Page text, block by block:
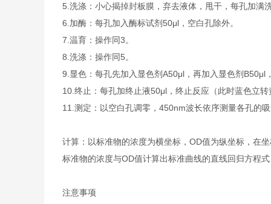
5.洗涤：小心揭掉封板膜，弃去液体，甩干，每孔加满
6.加酶：每孔加入酶标试剂50μl，空白孔除外。
7.温育：操作同3。
8.洗涤：操作同5。
9.显色：每孔先加入显色剂A50μl，再加入显色剂
10.终止：每孔加终止液50μl，终止反应（此时蓝色立转
11.测定：以空白孔调零，450nm波长依序测量各孔的
计算：以标准物的浓度为横坐标，OD值为纵坐标，在
标准物的浓度与OD值计算出标准曲线的直线回归方程
注意事项